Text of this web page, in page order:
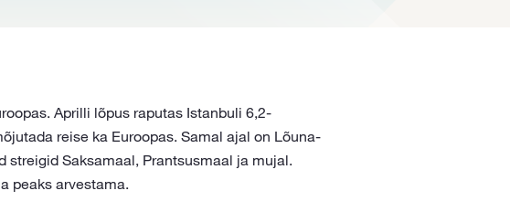
Aprilli lõpus raputas Istanbuli 6,2-
reise ka Euroopas. Samal ajal on Lõuna-
Saksamaal, Prantsusmaal ja mujal.
peaks arvestama.